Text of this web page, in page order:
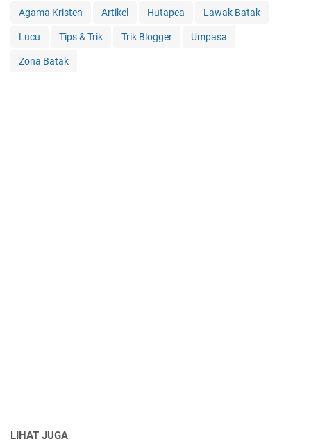
Agama Kristen Artikel Hutapea Lawak Batak
Lucu Tips & Trik Trik Blogger Umpasa
Zona Batak
LIHAT JUGA